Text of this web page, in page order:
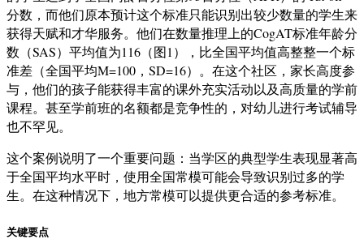
分数，而他们原本预计这个标准只能识别出较少数量的学生来
获得天赋和才华服务。他们在数量推理上的CogAT标准年龄分
数（SAS）平均值为116（图1），比全国平均值高整整一个标
准差（全国平均M=100，SD=16）。在这个社区，家长高度参
与，他们的孩子能获得丰富的课外充实活动以及高质量的学前
课程。甚至学前班的名额都是竞争性的，对幼儿进行考试辅导
也不罕见。
这个案例说明了一个重要问题：当学区的典型学生表现显著高
于全国平均水平时，使用全国常模可能会导致识别过多的学
生。在这种情况下，地方常模可以提供更合适的参考标准。
关键要点